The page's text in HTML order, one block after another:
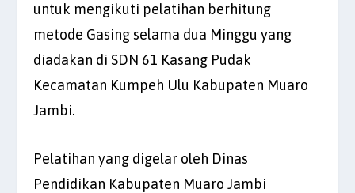
untuk mengikuti pelatihan berhitung
metode Gasing selama dua Minggu yang
diadakan di SDN 61 Kasang Pudak
Kecamatan Kumpeh Ulu Kabupaten Muaro
Jambi.
Pelatihan yang digelar oleh Dinas
Pendidikan Kabupaten Muaro Jambi